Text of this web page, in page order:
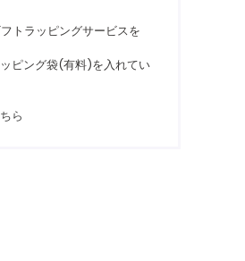
トラッピングサービスを
ピング袋(有料)を入れてい
ら